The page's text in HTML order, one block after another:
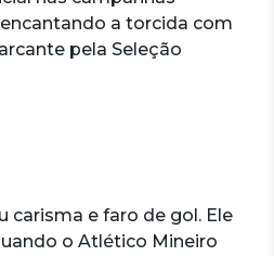
a torcida com
pela Seleção
carisma e faro de gol. Ele
o Atlético Mineiro